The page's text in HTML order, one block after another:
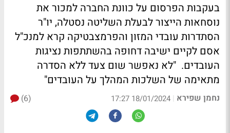
בעקבות הפרסום על כוונת החברה למכור את
נוסחאות הייצור לבעלת השליטה נסטלה, יו"ר
הסתדרות עובדי המזון והפרמצבטיקה קרא למנכ"ל
אסם לקיים ישיבה דחופה בהשתתפות נציגות
העובדים. "לא נאפשר שום צעד ללא הסדרה
מתאימה של השלכות המהלך על העובדים"
נחמן שפירא |
18/01/2024 17:27
(6)